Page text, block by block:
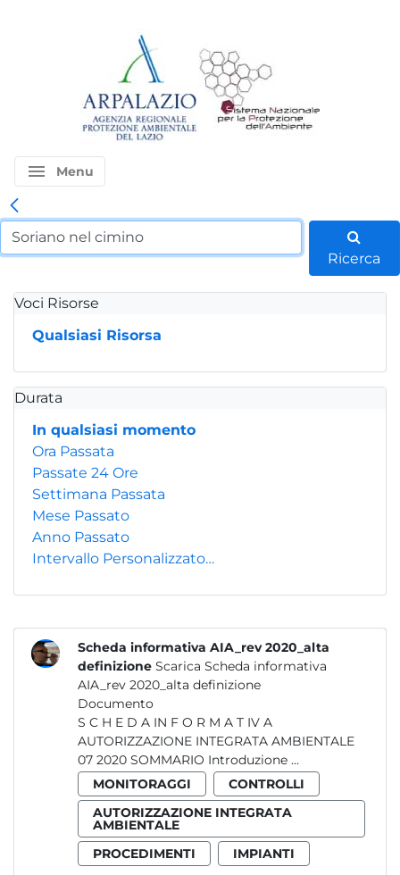
menu Menu
Ricerca
Voci Risorse
Qualsiasi Risorsa
Durata
In qualsiasi momento
Ora Passata
Passate 24 Ore
Settimana Passata
Mese Passato
Anno Passato
Intervallo Personalizzato…
Scheda informativa AIA_rev 2020_alta
definizione Scarica Scheda informativa
AIA_rev 2020_alta definizione
Documento
S C H E D A IN F O R M A T IV A
AUTORIZZAZIONE INTEGRATA AMBIENTALE
07 2020 SOMMARIO Introduzione ...
MONITORAGGI
CONTROLLI
AUTORIZZAZIONE INTEGRATA
AMBIENTALE
PROCEDIMENTI
IMPIANTI